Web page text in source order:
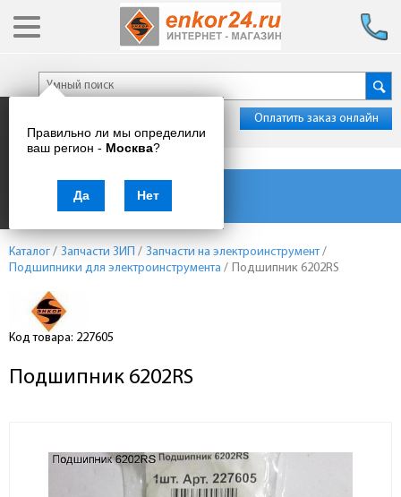
Правильно ли мы определили
ваш регион - Москва?
Да Нет
Оплатить заказ онлайн
Каталог товаров
Каталог / Запчасти ЗИП / Запчасти на электроинструмент/
Подшипники для электроинструмента / Подшипник 6202RS
Код товара: 227605
Подшипник 6202RS